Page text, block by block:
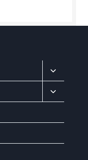
Alternar
menú
hijo
Alternar
menú